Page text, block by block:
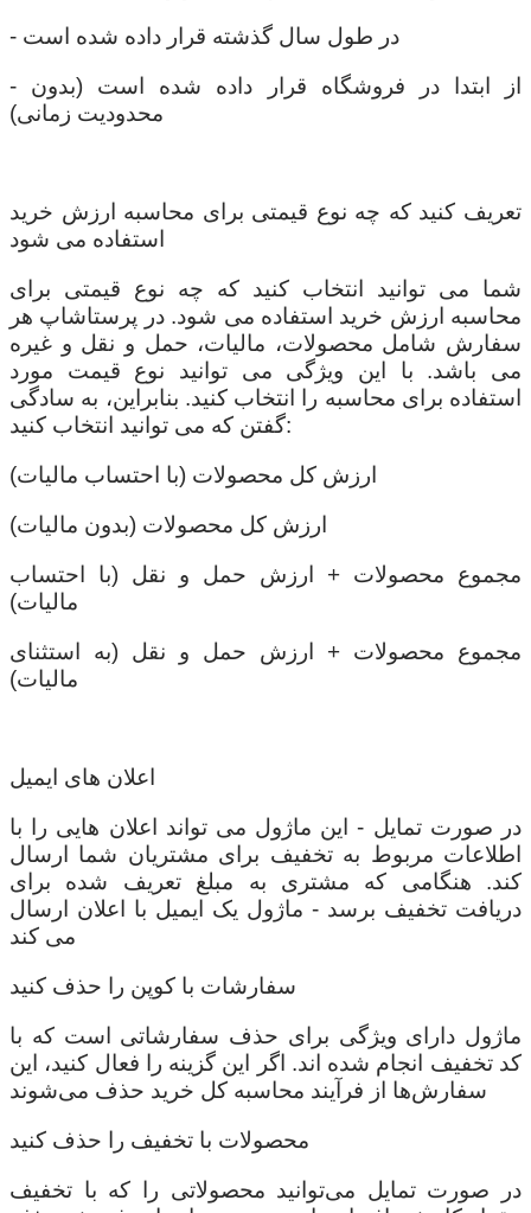
- در طول سال گذشته قرار داده شده است
- از ابتدا در فروشگاه قرار داده شده است (بدون
محدودیت زمانی)
تعریف کنید که چه نوع قیمتی برای محاسبه ارزش خرید
استفاده می شود
شما می توانید انتخاب کنید که چه نوع قیمتی برای
محاسبه ارزش خرید استفاده می شود. در پرستاشاپ هر
سفارش شامل محصولات، مالیات، حمل و نقل و غیره
می باشد. با این ویژگی می توانید نوع قیمت مورد
استفاده برای محاسبه را انتخاب کنید. بنابراین، به سادگی
گفتن که می توانید انتخاب کنید:
ارزش کل محصولات (با احتساب مالیات)
ارزش کل محصولات (بدون مالیات)
مجموع محصولات + ارزش حمل و نقل (با احتساب
مالیات)
مجموع محصولات + ارزش حمل و نقل (به استثنای
مالیات)
اعلان های ایمیل
در صورت تمایل - این ماژول می تواند اعلان هایی را با
اطلاعات مربوط به تخفیف برای مشتریان شما ارسال
کند. هنگامی که مشتری به مبلغ تعریف شده برای
دریافت تخفیف برسد - ماژول یک ایمیل با اعلان ارسال
می کند
سفارشات با کوپن را حذف کنید
ماژول دارای ویژگی برای حذف سفارشاتی است که با
کد تخفیف انجام شده اند. اگر این گزینه را فعال کنید، این
سفارش‌ها از فرآیند محاسبه کل خرید حذف می‌شوند
محصولات با تخفیف را حذف کنید
در صورت تمایل می‌توانید محصولاتی را که با تخفیف